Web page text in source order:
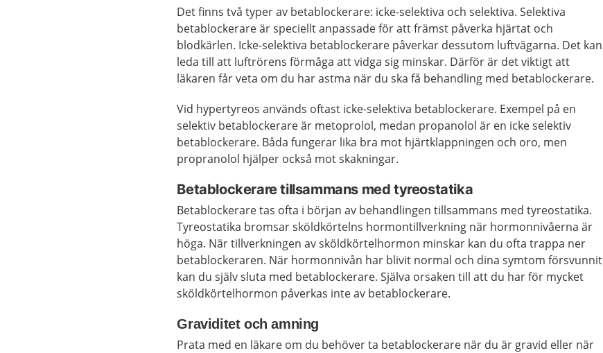
Det finns två typer av betablockerare: icke-selektiva och selektiva. Selektiva
betablockerare är speciellt anpassade för att främst påverka hjärtat och
blodkärlen. Icke-selektiva betablockerare påverkar dessutom luftvägarna. Det kan
leda till att luftrörens förmåga att vidga sig minskar. Därför är det viktigt att
läkaren får veta om du har astma när du ska få behandling med betablockerare.
Vid hypertyreos används oftast icke-selektiva betablockerare. Exempel på en
selektiv betablockerare är metoprolol, medan propanolol är en icke selektiv
betablockerare. Båda fungerar lika bra mot hjärtklappningen och oro, men
propranolol hjälper också mot skakningar.
Betablockerare tillsammans med tyreostatika
Betablockerare tas ofta i början av behandlingen tillsammans med tyreostatika.
Tyreostatika bromsar sköldkörtelns hormontillverkning när hormonnivåerna är
höga. När tillverkningen av sköldkörtelhormon minskar kan du ofta trappa ner
betablockeraren. När hormonnivån har blivit normal och dina symtom försvunnit
kan du själv sluta med betablockerare. Själva orsaken till att du har för mycket
sköldkörtelhormon påverkas inte av betablockerare.
Graviditet och amning
Prata med en läkare om du behöver ta betablockerare när du är gravid eller när